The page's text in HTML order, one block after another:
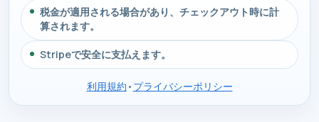
税金が適用される場合があり、チェックアウト時に計
算されます。
Stripeで安全に支払えます。
利用規約 • プライバシーポリシー